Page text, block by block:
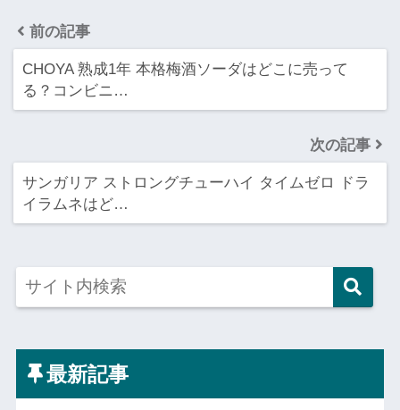
前の記事
CHOYA 熟成1年 本格梅酒ソーダはどこに売って
る？コンビニ…
次の記事
サンガリア ストロングチューハイ タイムゼロ ドラ
イラムネはど…
最新記事